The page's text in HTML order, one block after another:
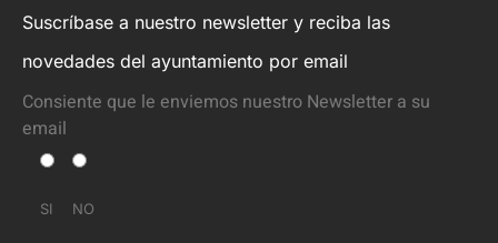
Suscríbase a nuestro newsletter y reciba las
novedades del ayuntamiento por email
Consiente que le enviemos nuestro Newsletter a su
email
SI NO